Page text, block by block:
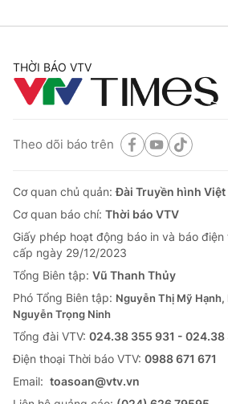
THỜI BÁO VTV
Theo dõi báo trên
Cơ quan chủ quản:Đài Truyền hình Việt
Cơ quan báo chí: Thời báo VTV
Giấy phép hoạt động báo in và báo
cấp ngày 29/12/2023
Tổng Biên tập: Vũ Thanh Thủy
Phó Tổng Biên tập: Nguyễn Thị Mỹ Hạnh,
Nguyễn Trọng Ninh
Tổng đài VTV: 024.38 355 931 - 024.38
Ðiện thoại Thời báo VTV: 0988 671 671
Email: toasoan@vtv.vn